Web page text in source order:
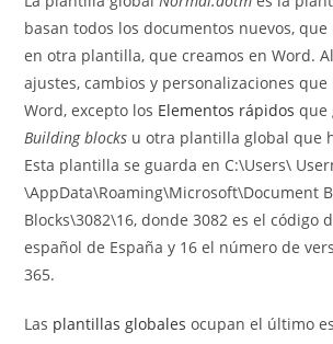
entrada:
entrada:
basan todos los documentos nuevos,
en otra plantilla, que creamos en Word.
ajustes, cambios y personalizaciones que
Word, excepto los Elementos rápidos que
Building blocks u otra plantilla global que
Esta plantilla se guarda en C:\Users\
\AppData\Roaming\Microsoft\Document
Blocks\3082\16, donde 3082 es el código
español de España y 16 el número de
365.
Las plantillas globales ocupan el último